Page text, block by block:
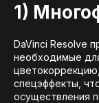
1)
DaVinci Resolve
необходимые
спецэффекты,
осуществления